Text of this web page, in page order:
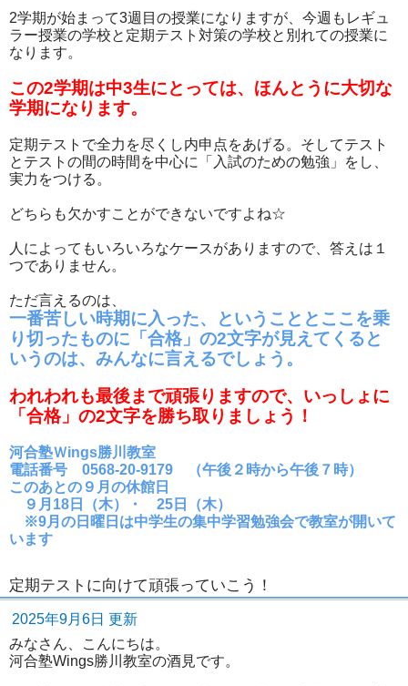
2学期が始まって3週目の授業になりますが、今週もレギュ
ラー授業の学校と定期テスト対策の学校と別れての授業に
なります。
この2学期は中3生にとっては、ほんとうに大切な
学期になります。
定期テストで全力を尽くし内申点をあげる。そしてテスト
とテストの間の時間を中心に「入試のための勉強」をし、
実力をつける。
どちらも欠かすことができないですよね☆
人によってもいろいろなケースがありますので、答えは１
つでありません。
ただ言えるのは、
一番苦しい時期に入った、ということとここを乗
り切ったものに「合格」の2文字が見えてくると
いうのは、みんなに言えるでしょう。
われわれも最後まで頑張りますので、いっしょに
「合格」の2文字を勝ち取りましょう！
河合塾Ｗings勝川教室
電話番号 0568-20-9179 （午後２時から午後７時）
このあとの９月の休館日
９月18日（木）・ 25日（木）
※9月の日曜日は中学生の集中学習勉強会で教室が開いて
います
定期テストに向けて頑張っていこう！
2025年9月6日 更新
みなさん、こんにちは。
河合塾Wings勝川教室の酒見です。